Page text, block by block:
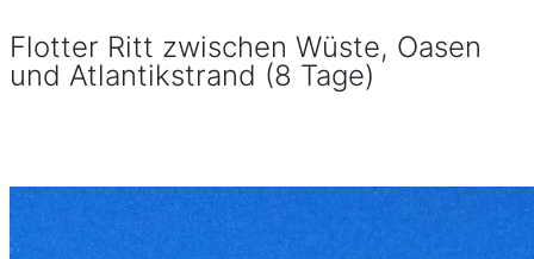
Flotter Ritt zwischen Wüste, Oasen
und Atlantikstrand (8 Tage)